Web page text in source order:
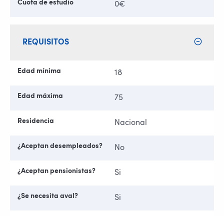
Cuota de estudio 0€
REQUISITOS
Edad mínima 18
Edad máxima 75
Residencia Nacional
¿Aceptan desempleados? No
¿Aceptan pensionistas? Si
¿Se necesita aval? Si